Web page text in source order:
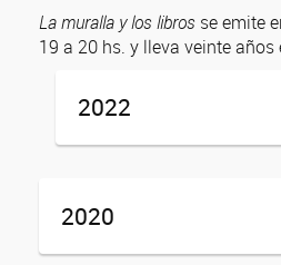
La muralla y los libros se emite
19 a 20 hs. y lleva veinte años
2022
2020